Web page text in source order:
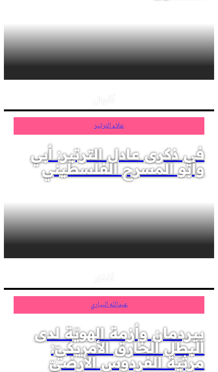
علاء الترتير
في ذكرى عادل الترتير: أبي
وأبو المسرح الفلسطيني
عبدالله البياري
بيردمان وأزمة الهويّة لدى
البطل الخارق الأمريكيّ:
مرثيّة الفردوس الأرضيّ